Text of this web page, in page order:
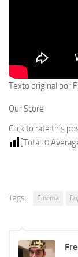
Texto original por
Our Score
Click to rate this
[Total: 0
Tags: Cinema